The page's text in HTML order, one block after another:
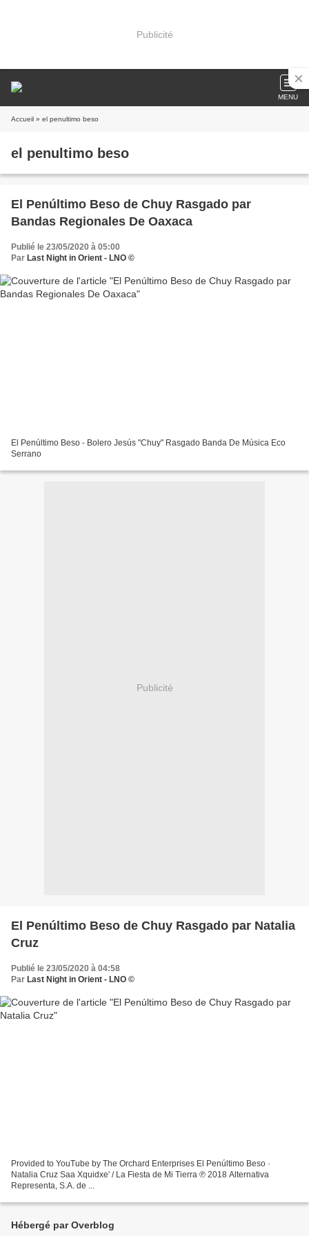
Publicité
MENU
Accueil » el penultimo beso
el penultimo beso
El Penúltimo Beso de Chuy Rasgado par
Bandas Regionales De Oaxaca
Publié le 23/05/2020 à 05:00
Par Last Night in Orient - LNO ©
El Penúltimo Beso - Bolero Jesús "Chuy" Rasgado Banda De Música Eco
Serrano
Publicité
El Penúltimo Beso de Chuy Rasgado par Natalia
Cruz
Publié le 23/05/2020 à 04:58
Par Last Night in Orient - LNO ©
Provided to YouTube by The Orchard Enterprises El Penúltimo Beso ·
Natalia Cruz Saa Xquidxe' / La Fiesta de Mi Tierra ℗ 2018 Alternativa
Representa, S.A. de ...
Hébergé par Overblog